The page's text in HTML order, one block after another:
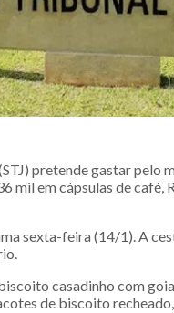
pretende gastar pelo
mil em cápsulas de café,
sexta-feira (14/1). A
casadinho com
de biscoito